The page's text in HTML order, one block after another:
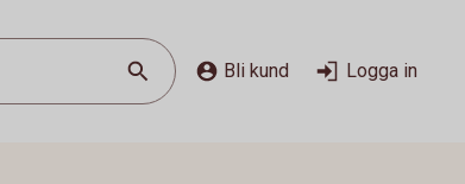
Bli kund Logga in